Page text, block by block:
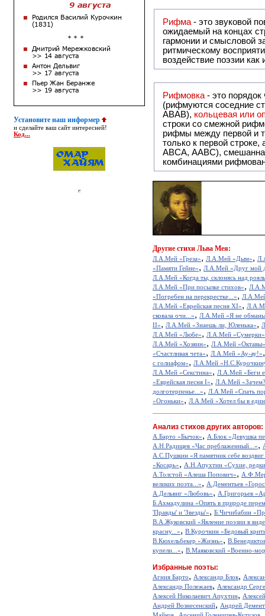
Установите наш информер
и сделайте ваш сайт интересней!
Код...
Рифма - это звуковой повтор, традиционно используемый в поэзии и, как
ожидаемый на концах
гармонии и смысловой
ритмическому
воздействие поэзии
Рифмовка - это
(рифмуются соседние
ABAB), кольцевая или
строки со смежной
рифмы между первой и
только к первой
ABCA, AABC), смешанная или вольная рифмовка (рифмовка в сложных строфах с различными
комбинациями
Другие стихи Льва Мея:
Л.А.Мей «Греза», Л.А.Мей «Дым»,
«Памяти Гейне», Л.А.Мей «Друг мой
Л.А.Мей «Когда ты, склонясь над
Л.А.Мей «При посылке стихов»,
«Погребен на перекрестке...»,
Л.А.Мей «Еврейская песня XI»,
сковала очи...», Л.А.Мей «Я не
II», Л.А.Мей «Знаешь ли, Юленька»,
Л.А.Мей «Любе», Л.А.Мей «Сумерки»
Л.А.Мей «Хозяин», Л.А.Мей «Октавы»
«Счастливая чета», Л.А.Мей «Ау-ау!»
с голиафом», Л.А.Мей
Л.А.Мей «Секстина», Л.А.Мей «Беги
«Еврейская песня I», Л.А.Мей
долготерпенье...», Л.А.Мей «Спать
«Огоньки», Л.А.Мей «Хотел бы в
Анализ стихов других авторов:
А.Барто «Бычок», А.Блок «Девушка
А.Н.Радищев «Час преблаженный...»,
А.С.Пушкин «Я памятник себе
«Косарь», А.Н.Апухтин «Сухие,
А.Толстой «Алеша Попович»,
великих поэта...», А.Дементьев
А.Дельвиг «Любовь», А.Григорьев
Б.Ахмадулина «Опять в природе
'Правды' и 'Звезды'», Б.Чичибабин
В.А.Жуковский «Явление поэзии в
красну...», В.Курочкин «Бедовый
В.Кюхельбекер «Жизнь»,
купели...», В.Маяковский «Военно-
Избранные поэты:
Агния Барто, Александр Блок,
Александр Полежаев, Александр
Алексей Николаевич Апухтин,
Андрей Вознесенский, Андрей